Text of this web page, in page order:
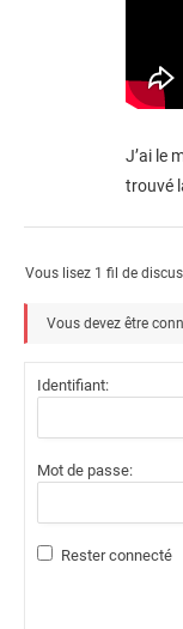
J’ai le
trouvé
Vous lisez 1 fil de
Vous devez être
Identifiant:
Mot de passe:
Rester connecté